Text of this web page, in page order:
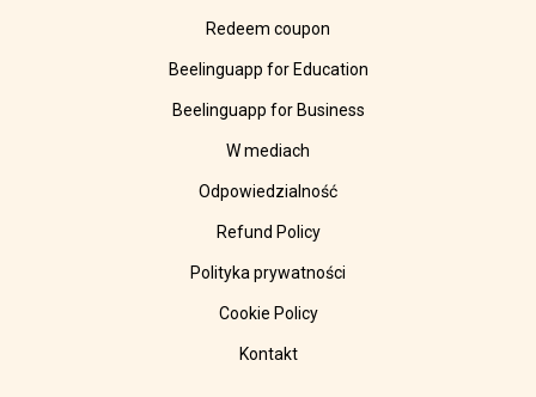
Redeem coupon
Beelinguapp for Education
Beelinguapp for Business
W mediach
Odpowiedzialność
Refund Policy
Polityka prywatności
Cookie Policy
Kontakt